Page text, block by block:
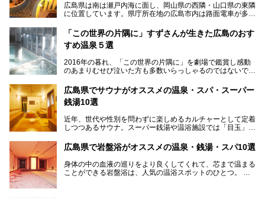
広島県は南は瀬戸内海に面し、岡山県の西隣・山口県の東隣
に位置しています。県庁所在地の広島市内は路面電車が多数
厳島神社と原爆ドームの2つの世界文化遺産があり、年間を
通して多数の観光客が訪れます。工業都市として栄えた呉市
や、坂の町・尾道市など、ゆっくり訪れたい町や観光スポッ
モン、全国にファンが多い広島風お好み焼きなどのグルメも
充実。
銭湯をご紹介します。
「この世界の片隅に」すずさんが生きた広島のおす
すめ温泉５選
2016年の暮れ、「この世界の片隅に」を劇場で鑑賞し感動
のあまりむせび泣いた方も多数いらっしゃるのではないでし
あの夏のヒロシマを生きた主人公すずさんの笑顔が、今もど
こかに輝きつづけていることをふと思い浮かべます。
そんな映画の舞台となった広島県呉市を中心に、広島のおす
広島県でサウナがオススメの温泉・スパ・スーパー
銭湯10選
近年、世代や性別を問わずに楽しめるカルチャーとして定着
しつつあるサウナ。スーパー銭湯や温浴施設では「目玉」と
わりと身体の内部を温めて発汗を促すサウナは、リフレッシ
ュ効果はもちろん、代謝が高まり健康や美容にも良い影響が
期待されます。今回はそんなサウナにこだわった、広島県内
のオススメ温泉・銭湯・スパ10ヶ所を紹介させていただき
ます。
広島県で岩盤浴がオススメの温泉・銭湯・スパ10選
身体の中の血液の巡りをより良くしてくれて、芯まで温まる
ことができる岩盤浴は、人気の温浴スポットのひとつ。